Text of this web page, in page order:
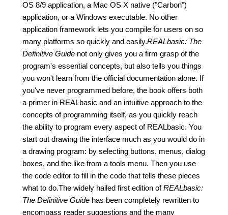
OS 8/9 application, a Mac OS X native ("Carbon")
application, or a Windows executable. No other
application framework lets you compile for users on so
many platforms so quickly and easily.REALbasic: The
Definitive Guide not only gives you a firm grasp of the
program's essential concepts, but also tells you things
you won't learn from the official documentation alone. If
you've never programmed before, the book offers both
a primer in REALbasic and an intuitive approach to the
concepts of programming itself, as you quickly reach
the ability to program every aspect of REALbasic. You
start out drawing the interface much as you would do in
a drawing program: by selecting buttons, menus, dialog
boxes, and the like from a tools menu. Then you use
the code editor to fill in the code that tells these pieces
what to do.The widely hailed first edition ofREALbasic:
The Definitive Guide has been completely rewritten to
encompass reader suggestions and the many